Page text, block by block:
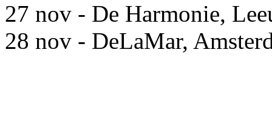
27 nov - De Harmonie,
28 nov - DeLaMar,